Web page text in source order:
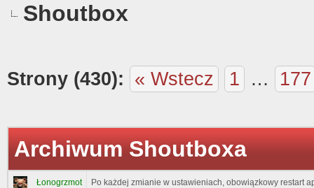
Shoutbox
Strony (430): « Wstecz 1 … 177
Archiwum Shoutboxa
Łonogrzmot Po każdej zmianie w ustawieniach, obowiązkowy restart